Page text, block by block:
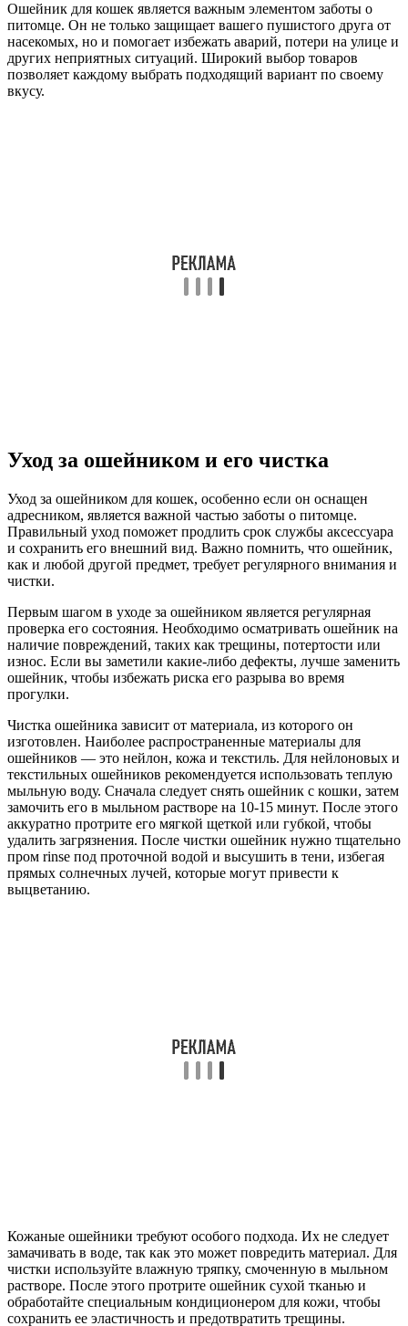
Ошейник для кошек является важным элементом заботы о
питомце. Он не только защищает вашего пушистого друга от
насекомых, но и помогает избежать аварий, потери на улице и
других неприятных ситуаций. Широкий выбор товаров
позволяет каждому выбрать подходящий вариант по своему
вкусу.
Уход за ошейником и его чистка
Уход за ошейником для кошек, особенно если он оснащен
адресником, является важной частью заботы о питомце.
Правильный уход поможет продлить срок службы аксессуара
и сохранить его внешний вид. Важно помнить, что ошейник,
как и любой другой предмет, требует регулярного внимания и
чистки.
Первым шагом в уходе за ошейником является регулярная
проверка его состояния. Необходимо осматривать ошейник на
наличие повреждений, таких как трещины, потертости или
износ. Если вы заметили какие-либо дефекты, лучше заменить
ошейник, чтобы избежать риска его разрыва во время
прогулки.
Чистка ошейника зависит от материала, из которого он
изготовлен. Наиболее распространенные материалы для
ошейников — это нейлон, кожа и текстиль. Для нейлоновых и
текстильных ошейников рекомендуется использовать теплую
мыльную воду. Сначала следует снять ошейник с кошки, затем
замочить его в мыльном растворе на 10-15 минут. После этого
аккуратно протрите его мягкой щеткой или губкой, чтобы
удалить загрязнения. После чистки ошейник нужно тщательно
пром rinse под проточной водой и высушить в тени, избегая
прямых солнечных лучей, которые могут привести к
выцветанию.
Кожаные ошейники требуют особого подхода. Их не следует
замачивать в воде, так как это может повредить материал. Для
чистки используйте влажную тряпку, смоченную в мыльном
растворе. После этого протрите ошейник сухой тканью и
обработайте специальным кондиционером для кожи, чтобы
сохранить ее эластичность и предотвратить трещины.